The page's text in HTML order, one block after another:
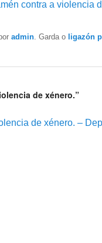
contra a violencia
admin . Garda o ligazón
de xénero.”
de xénero. –